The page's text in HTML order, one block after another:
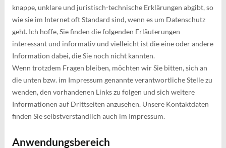
knappe, unklare und juristisch-technische Erklärungen abgibt, so
wie sie im Internet oft Standard sind, wenn es um Datenschutz
geht. Ich hoffe, Sie finden die folgenden Erläuterungen
interessant und informativ und vielleicht ist die eine oder andere
Information dabei, die Sie noch nicht kannten.
Wenn trotzdem Fragen bleiben, möchten wir Sie bitten, sich an
die unten bzw. im Impressum genannte verantwortliche Stelle zu
wenden, den vorhandenen Links zu folgen und sich weitere
Informationen auf Drittseiten anzusehen. Unsere Kontaktdaten
finden Sie selbstverständlich auch im Impressum.
Anwendungsbereich